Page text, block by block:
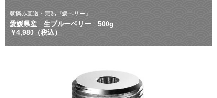
朝摘み直送・完熟『媛ベリー』
愛媛県産 生ブルーベリー 500g
￥4,980（税込）